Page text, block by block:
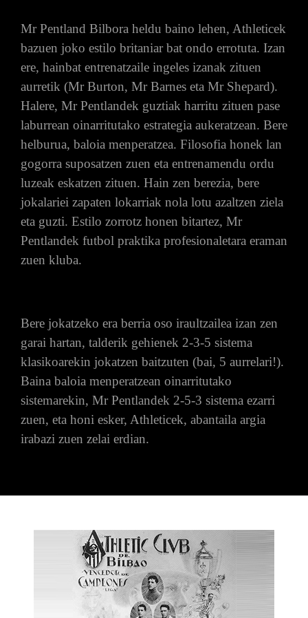
Mr Pentland Bilbora heldu baino lehen, Athleticek
bazuen joko estilo britaniar bat ondo errotuta. Izan
ere, hainbat entrenatzaile ingeles izanak zituen
aurretik (Mr Burton, Mr Barnes eta Mr Shepard).
Halere, Mr Pentlandek guztiak harritu zituen pase
laburrean oinarritutako estrategia aukeratzean. Bere
helburua, baloia menperatzea. Filosofia honek lan
gogorra suposatzen zuen eta entrenamendu ordu
luzeak eskatzen zituen. Hain zen berezia, bere
jokalariei zapaten lokarriak nola lotu azaltzen ziela
eta guzti. Estilo zorrotz honen bitartez, Mr
Pentlandek futbol praktika profesionaletara eraman
zuen kluba.
Bere jokatzeko era berria oso iraultzailea izan zen
garai hartan, talderik gehienek 2-3-5 sistema
klasikoarekin jokatzen baitzuten (bai, 5 aurrelari!).
Baina baloia menperatzean oinarritutako
sistemarekin, Mr Pentlandek 2-5-3 sistema ezarri
zuen, eta honi esker, Athleticek, abantaila argia
irabazi zuen zelai erdian.